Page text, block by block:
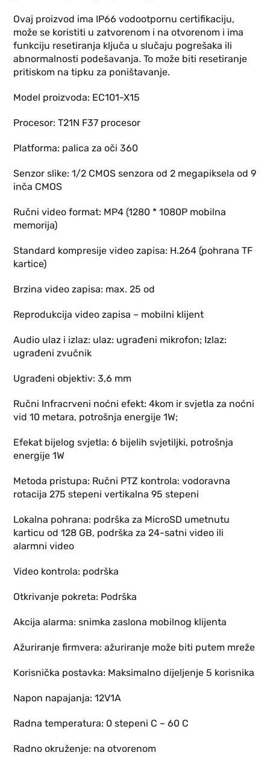
Ovaj proizvod ima IP66 vodootpornu certifikaciju,
može se koristiti u zatvorenom i na otvorenom i ima
funkciju resetiranja ključa u slučaju pogrešaka ili
abnormalnosti podešavanja. To može biti resetiranje
pritiskom na tipku za poništavanje.
Model proizvoda: EC101-X15
Procesor: T21N F37 procesor
Platforma: palica za oči 360
Senzor slike: 1/2 CMOS senzora od 2 megapiksela od 9
inča CMOS
Ručni video format: MP4 (1280 * 1080P mobilna
memorija)
Standard kompresije video zapisa: H.264 (pohrana TF
kartice)
Brzina video zapisa: max. 25 od
Reprodukcija video zapisa – mobilni klijent
Audio ulaz i izlaz: ulaz: ugrađeni mikrofon; Izlaz:
ugrađeni zvučnik
Ugrađeni objektiv: 3,6 mm
Ručni Infracrveni noćni efekt: 4kom ir svjetla za noćni
vid 10 metara, potrošnja energije 1W;
Efekat bijelog svjetla: 6 bijelih svjetiljki, potrošnja
energije 1W
Metoda pristupa: Ručni PTZ kontrola: vodoravna
rotacija 275 stepeni vertikalna 95 stepeni
Lokalna pohrana: podrška za MicroSD umetnutu
karticu od 128 GB, podrška za 24-satni video ili
alarmni video
Video kontrola: podrška
Otkrivanje pokreta: Podrška
Akcija alarma: snimka zaslona mobilnog klijenta
Ažuriranje firmvera: ažuriranje može biti putem mreže
Korisnička postavka: Maksimalno dijeljenje 5 korisnika
Napon napajanja: 12V1A
Radna temperatura: 0 stepeni C ~ 60 C
Radno okruženje: na otvorenom